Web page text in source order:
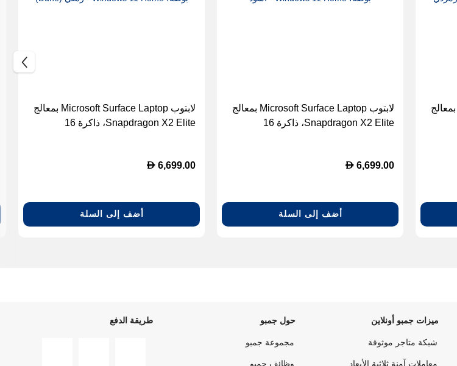
لابتوب Microsoft Surface Laptop بمعالج
لابتوب Microsoft Surface Laptop بمعالج
Snapdragon X2 Elite، ذاكرة 16
Home - أسود
D 6,699.00
أضف إلى السلة
لابتوب Microsoft Surface Laptop بمعالج
Snapdragon X2 Elite، ذاكرة 16
Home - رملي (Dune)
D 6,699.00
أضف إلى السلة
ميزات جمبو أونلاين
شبكة متاجر موثوقة
معاملات آمنة ثلاثية الأبعاد
حول جمبو
مجموعة جمبو
وظائف جمبو
طريقة الدفع